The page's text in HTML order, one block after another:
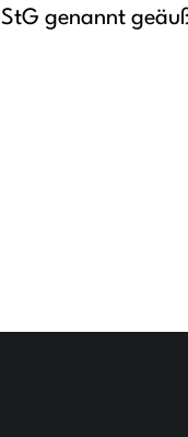
genannt